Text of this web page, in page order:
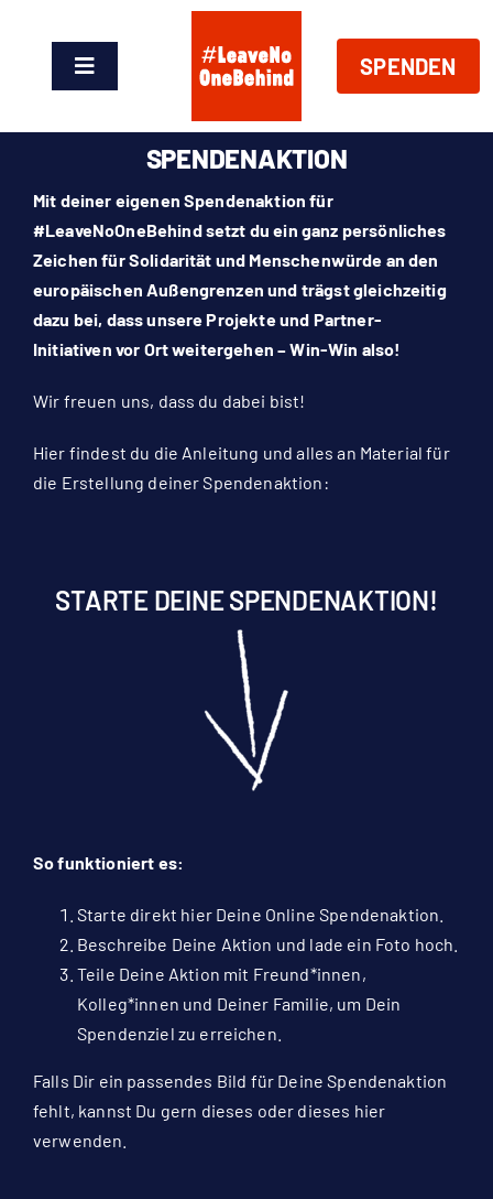
Toggle
News
Über Uns
Handeln
Shop
Spenden
EN
SPENDEN
SPENDENAKTION
Mit deiner eigenen Spendenaktion für
#LeaveNoOneBehind setzt du ein ganz persönliches
Zeichen für Solidarität und Menschenwürde an den
europäischen Außengrenzen und trägst gleichzeitig
dazu bei, dass unsere Projekte und Partner-
Initiativen vor Ort weitergehen – Win-Win also!
Wir freuen uns, dass du dabei bist!
Hier findest du die Anleitung und alles an Material für
die Erstellung deiner Spendenaktion:
STARTE DEINE SPENDENAKTION!
So funktioniert es:
Starte direkt hier Deine Online Spendenaktion.
Beschreibe Deine Aktion und lade ein Foto hoch.
Teile Deine Aktion mit Freund*innen,
Kolleg*innen und Deiner Familie, um Dein
Spendenziel zu erreichen.
Falls Dir ein passendes Bild für Deine Spendenaktion
fehlt, kannst Du gern dieses oder dieses hier
verwenden.